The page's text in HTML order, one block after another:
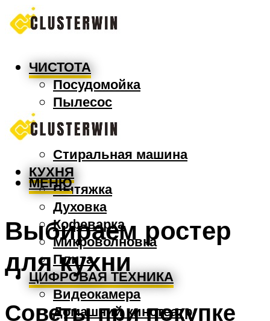
ЧИСТОТА
Посудомойка
Пылесос
Утюг
Швабра
Стиральная машина
КУХНЯ
Вытяжка
Духовка
Кофеварка
Микроволновка
Плита
ЦИФРОВАЯ ТЕХНИКА
Видеокамера
Домашний кинотеатр
МЕНЮ
Выбираем ростер
для кухни
Советы при покупке